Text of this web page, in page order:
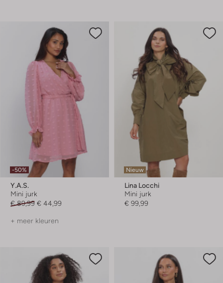
-50%
Y.a.s.
Mini jurk
€ 89,99 € 44,99
+ meer kleuren
Nieuw
Lina Locchi
Mini jurk
€ 99,99